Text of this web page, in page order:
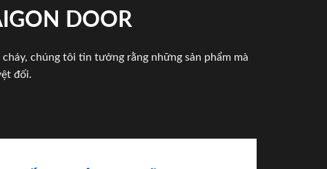
DOOR
chúng tôi tin tưởng rằng những sản phẩm mà
đối.